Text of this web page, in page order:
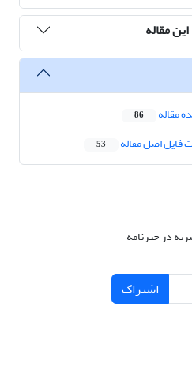
مقاله
مقاله 86
فایل اصل مقاله 53
در خبرنامه
اشتراک